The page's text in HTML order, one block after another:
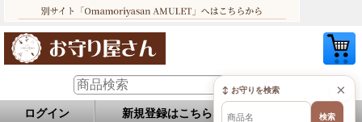
ログイン 新規登録はこちら お問い合せ
×
↕ お守りを検索
検索